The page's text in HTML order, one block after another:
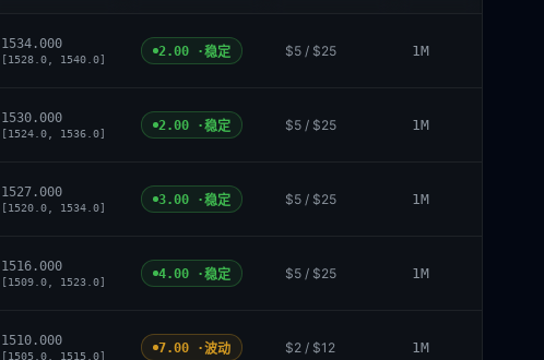
1534.000
[1528.0, 1540.0]
2.00 ·稳定 $5 / $25 1M
1530.000
[1524.0, 1536.0]
2.00 ·稳定 $5 / $25 1M
1527.000
[1520.0, 1534.0]
3.00 ·稳定 $5 / $25 1M
1516.000
[1509.0, 1523.0]
4.00 ·稳定 $5 / $25 1M
1510.000
[1505.0, 1515.0]
7.00 ·波动 $2 / $12 1M